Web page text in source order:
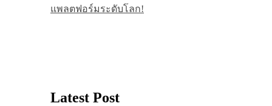
แพลตฟอร์มระดับโลก!
Latest Post